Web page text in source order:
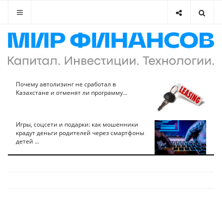
Почему автолизинг не сработал в
Казахстане и отменят ли программу...
Игры, соцсети и подарки: как мошенники
крадут деньги родителей через смартфоны
детей ...